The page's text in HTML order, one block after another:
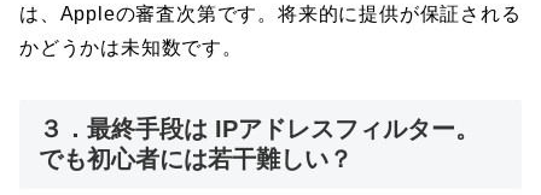
は、Appleの審査次第です。将来的に提供が保証される
かどうかは未知数です。
３．最終手段は IPアドレスフィルター。
でも初心者には若干難しい？